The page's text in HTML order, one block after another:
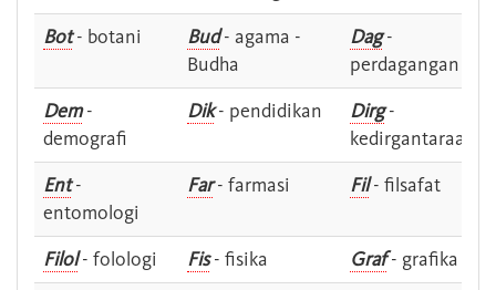
Bot- botani Bud- agama -
Budha
Dag-
perdagangan
Dem-
demografi
Dik- pendidikan Dirg-
kedirgantaraan
Ent-
entomologi
Far- farmasi Fil- filsafat
Filol- folologi Fis- fisika Graf- grafika